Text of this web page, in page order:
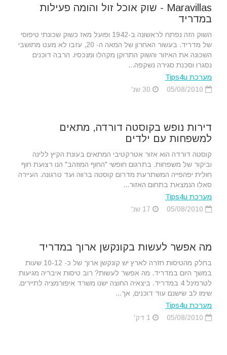
Maravillas - שוק אוכל זול והומה פעילות
במדריד
השוק הזה נפתח לראשונה ב-1942 ופועל מאז כשוק שכונתי טיפוסי
של מדריד. בעשור האחרון של המאה ה- 20, עזבו לא מעט מתושבי
השכונה את האיזור והשוק התרוקן מקהלו ומנכסיו. הרבה דוכנים
נסגרו וסכנת סגירה נשקפה...
מערכת Tips4u
דירות נופש בקוסטה דורדה, מתאים
למשפחות עם ילדים
קוסטה דורדה הוא אזור אטרקטיבי המתאים בעונת הקיץ ללינה
וביקור של משפחות. בתרגום חופשי "החוף המוזהב" הנו רצועת חוף
חולית יפהפייה המשתרעת מדרום קוסטה ברווה ועד טרגונה. העיירה
סאלו הנמצאת בתחום האזור...
מערכת Tips4u
מה אפשר לעשות בקונקשן ארוך במדריד
בחלק מהטיסות חזרה לארץ יש קונקשן ארוך של כ- 10-12 שעות
במשך היום במדריד. מה אפשר לעשות? רוב טיסות איבריה מגיעות
לטרמינל 4 במדריד. ביצאיה החוצה ישנו משרד איפורמציה לתיירים.
שימו לב שישנם עוד דוכנים, אך...
מערכת Tips4u